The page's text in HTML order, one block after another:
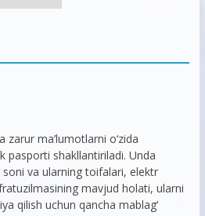
zarur ma’lumotlarni o‘zida
pasporti shakllantiriladi. Unda
soni va ularning toifalari, elektr
mavjud holati, ularni
qilish uchun qancha mablag‘